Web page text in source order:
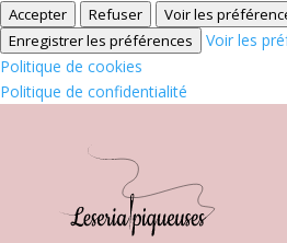
Accepter Refuser
Voir les
Enregistrer les préférences
Voir les
Politique de cookies
Politique de confidentialité